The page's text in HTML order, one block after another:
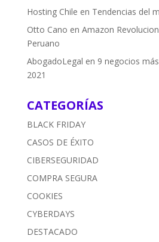
Hosting Chile en Tendencias del
Otto Cano en Amazon
Peruano
AbogadoLegal en 9 negocios
2021
CATEGORÍAS
BLACK FRIDAY
CASOS DE ÉXITO
CIBERSEGURIDAD
COMPRA SEGURA
COOKIES
CYBERDAYS
DESTACADO